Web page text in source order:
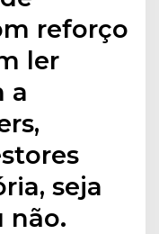
reforço
ler
a
seja
não.